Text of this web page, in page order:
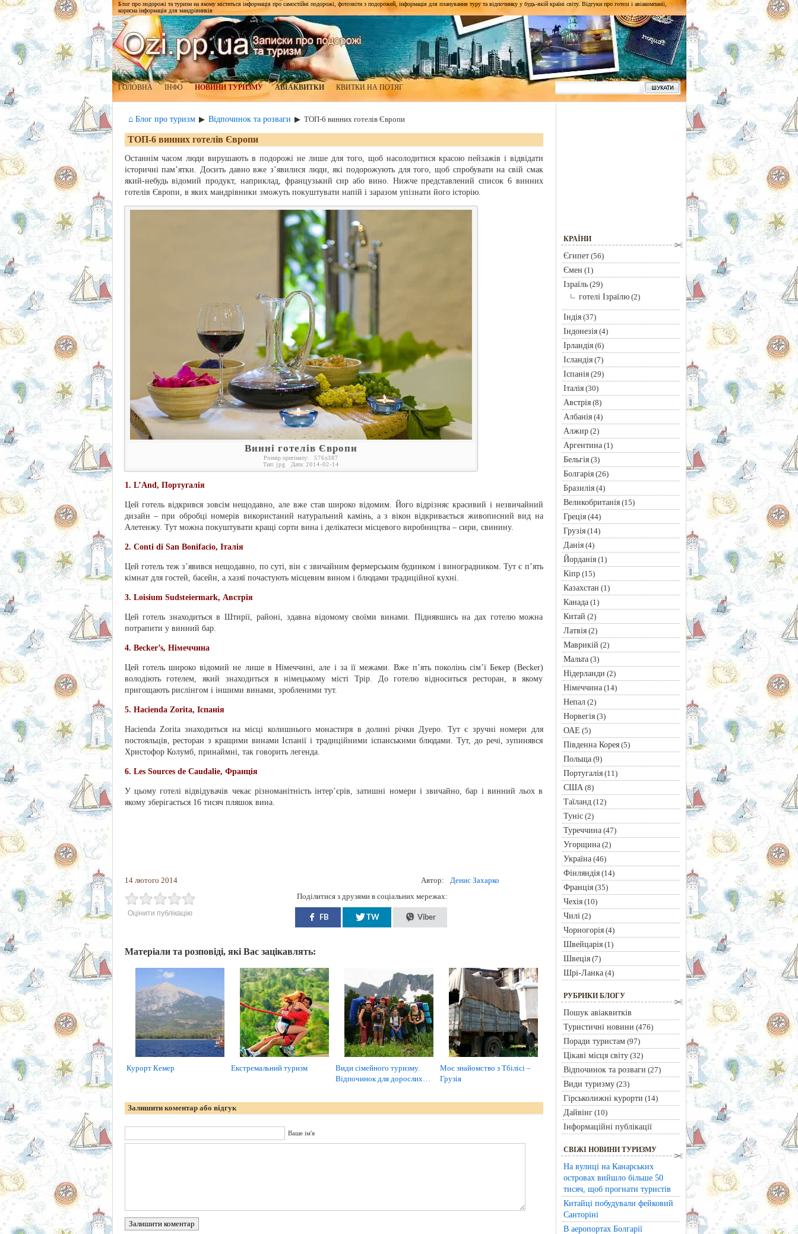
Блог про подорожі та туризм на якому міститься інформація про самостійні подорожі, фотозвіти з подорожей, інформація для планування туру та відпочинку у будь-якій країні світу. Відгуки про готелі і авіакомпанії,
корисна інформація для мандрівників
ГОЛОВНА ІНФО НОВИНИ ТУРИЗМУ АВІАКВИТКИ КВИТКИ НА ПОТЯГ
⌂ Блог про туризм ▶ Відпочинок та розваги ▶ ТОП-6 винних готелів Європи
ТОП-6 винних готелів Європи
Останнім часом люди вирушають в подорожі не лише для того, щоб насолодитися красою пейзажів і відвідати
історичні пам’ятки. Досить давно вже з’явилися люди, які подорожують для того, щоб спробувати на свій смак
який-небудь відомий продукт, наприклад, французький сир або вино. Нижче представлений список 6 винних
готелів Європи, в яких мандрівники зможуть покуштувати напій і заразом упізнати його історію.
Винні готелів Європи
Розмір оригіналу: 576x387
Тип: jpg Дата: 2014-02-14
1. L’And, Португалія
Цей готель відкрився зовсім нещодавно, але вже став широко відомим. Його відрізняє красивий і незвичайний
дизайн – при обробці номерів використаний натуральний камінь, а з вікон відкривається живописний вид на
Алетенжу. Тут можна покуштувати кращі сорти вина і делікатеси місцевого виробництва – сири, свинину.
2. Conti di San Bonifacio, Італія
Цей готель теж з’явився нещодавно, по суті, він є звичайним фермерським будинком і виноградником. Тут є п’ять
кімнат для гостей, басейн, а хазяї почастують місцевим вином і блюдами традиційної кухні.
3. Loisium Sudsteiermark, Австрія
Цей готель знаходиться в Штирії, районі, здавна відомому своїми винами. Піднявшись на дах готелю можна
потрапити у винний бар.
4. Becker’s, Німеччина
Цей готель широко відомий не лише в Німеччині, але і за її межами. Вже п’ять поколінь сім’ї Бекер (Becker)
володіють готелем, який знаходиться в німецькому місті Трір. До готелю відноситься ресторан, в якому
пригощають рислінгом і іншими винами, зробленими тут.
5. Hacienda Zorita, Іспанія
Hacienda Zorita знаходиться на місці колишнього монастиря в долині річки Дуеро. Тут є зручні номери для
постояльців, ресторан з кращими винами Іспанії і традиційними іспанськими блюдами. Тут, до речі, зупинявся
Христофор Колумб, принаймні, так говорить легенда.
6. Les Sources de Caudalie, Франція
У цьому готелі відвідувачів чекає різноманітність інтер’єрів, затишні номери і звичайно, бар і винний льох в
якому зберігається 16 тисяч пляшок вина.
14 лютого 2014 Автор: Денис Захарко
Оцінити публікацію
Поділитися з друзями в соціальних мережах:
FB TW Viber
Матеріали та розповіді, які Вас зацікавлять:
Курорт Кемер Екстремальний туризм
Види сімейного туризму.
Відпочинок для дорослих…
Моє знайомство з Тбілісі –
Грузія
Залишити коментар або відгук
Ваше ім'я
Залишити коментар
КРАЇНИ
Єгипет(56)
Ємен (1)
Ізраїль(29)
готелі Ізраїлю(2)
Індія(37)
Індонезія(4)
Ірландія(6)
Ісландія(7)
Іспанія(29)
Італія(30)
Австрія(8)
Албанія(4)
Алжир(2)
Аргентина(1)
Бельгія(3)
Болгарія(26)
Бразилія(4)
Великобританія(15)
Греція(44)
Грузія(14)
Данія(4)
Йорданія(1)
Кіпр(15)
Казахстан (1)
Канада(1)
Китай (2)
Латвія(2)
Маврикій (2)
Мальта(3)
Нідерланди (2)
Німеччина(14)
Непал(2)
Норвегія(3)
ОАЕ (5)
Південна Корея(5)
Польща(9)
Португалія(11)
США(8)
Таїланд(12)
Туніс(2)
Туреччина(47)
Угорщина(2)
Україна(46)
Фінляндія(14)
Франція(35)
Чехія(10)
Чилі(2)
Чорногорія(4)
Швейцарія(1)
Швеція(7)
Шрі-Ланка(4)
РУБРИКИ БЛОГУ
Пошук авіаквитків
Туристичні новини (476)
Поради туристам(97)
Цікаві місця світу(32)
Відпочинок та розваги (27)
Види туризму(23)
Гірськолижні курорти (14)
Дайвінг(10)
Інформаційні публікації
СВІЖІ НОВИНИ ТУРИЗМУ
На вулиці на Канарських
островах вийшло більше 50
тисяч, щоб прогнати туристів
Китайці побудували фейковий
Санторіні
В аеропортах Болгарії